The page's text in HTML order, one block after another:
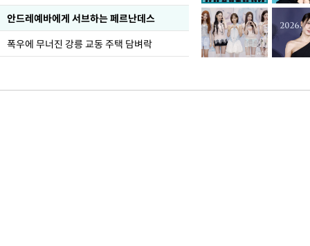
안드레예바에게 서브하는 페르난데스
폭우에 무너진 강릉 교동 주택 담벼락